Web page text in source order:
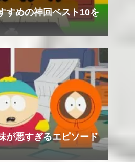
すめの神回ベスト10を
が悪すぎるエピソード